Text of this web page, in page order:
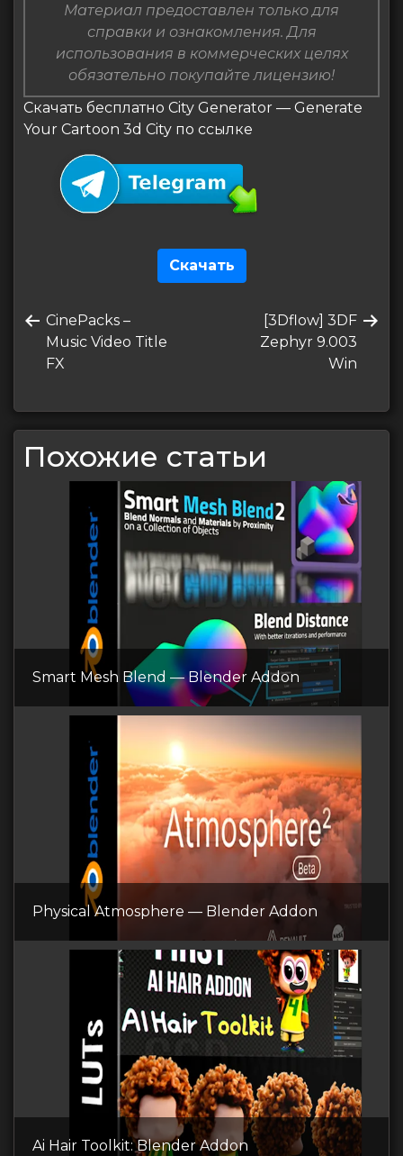
Материал предоставлен только для
справки и ознакомления. Для
использования в коммерческих целях
обязательно покупайте лицензию!
Скачать бесплатно City Generator — Generate
Your Cartoon 3d City по ссылке
Скачать
по
записям
Предыдущая
запись
CinePacks –
Music Video Title
FX
Следующая
запись
[3Dflow] 3DF
Zephyr 9.003
Win
Похожие статьи
Smart Mesh Blend — Blender Addon
Physical Atmosphere — Blender Addon
Ai Hair Toolkit: Blender Addon